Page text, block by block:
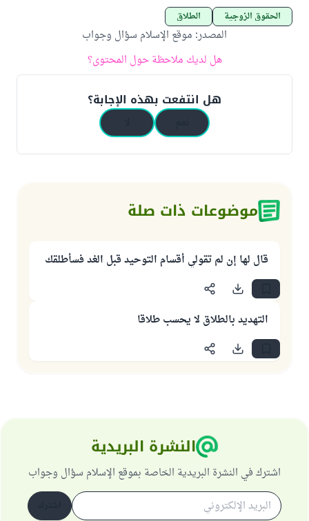
الحقوق الزوجية الطلاق
المصدر: موقع الإسلام سؤال وجواب
هل لديك ملاحظة حول المحتوى؟
هل انتفعت بهذه الإجابة؟
موضوعات ذات صلة
قال لها إن لم تقولي أقسام التوحيد قبل الغد فسأطلقك
التهديد بالطلاق لا يحسب طلاقا
النشرة البريدية
اشترك في النشرة البريدية الخاصة بموقع الإسلام سؤال وجواب